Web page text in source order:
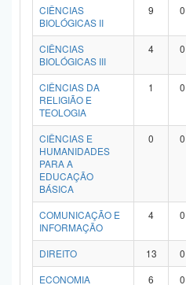
CIÊNCIAS
BIOLÓGICAS II
9 0
CIÊNCIAS
BIOLÓGICAS III
4 0
CIÊNCIAS DA
RELIGIÃO E
TEOLOGIA
1 0
CIÊNCIAS E
HUMANIDADES
PARA A
EDUCAÇÃO
BÁSICA
0 0
COMUNICAÇÃO E
INFORMAÇÃO
4 0
DIREITO 13 0
ECONOMIA
6 0